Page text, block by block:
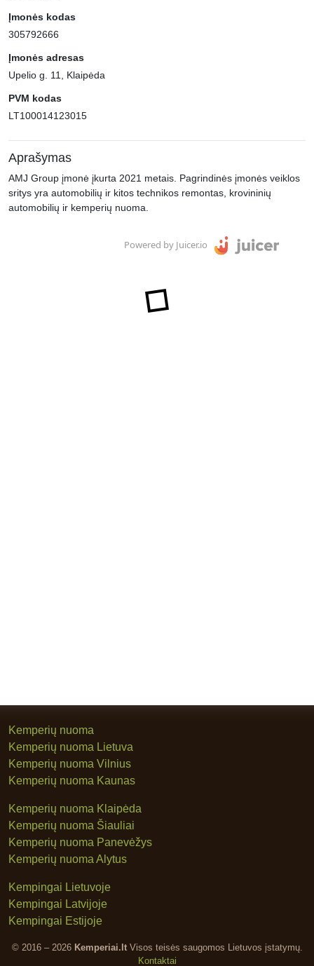
Įmonės kodas
305792666
Įmonės adresas
Upelio g. 11, Klaipėda
PVM kodas
LT100014123015
Aprašymas
AMJ Group įmonė įkurta 2021 metais. Pagrindinės įmonės veiklos
sritys yra automobilių ir kitos technikos remontas, krovininių
automobilių ir kemperių nuoma.
Powered by Juicer.io
Kemperių nuoma
Kemperių nuoma Lietuva
Kemperių nuoma Vilnius
Kemperių nuoma Kaunas
Kemperių nuoma Klaipėda
Kemperių nuoma Šiauliai
Kemperių nuoma Panevėžys
Kemperių nuoma Alytus
Kempingai Lietuvoje
Kempingai Latvijoje
Kempingai Estijoje
© 2016 – 2026 Kemperiai.ltVisos teisės saugomos Lietuvos įstatymų.
Kontaktai